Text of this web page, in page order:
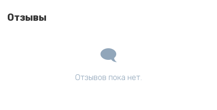
Отзывы
Отзывов пока нет.